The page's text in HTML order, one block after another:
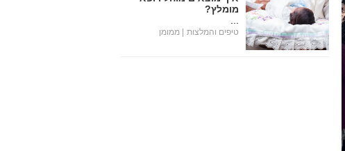
מומלץ?
טיפים והמלצות | ממומן